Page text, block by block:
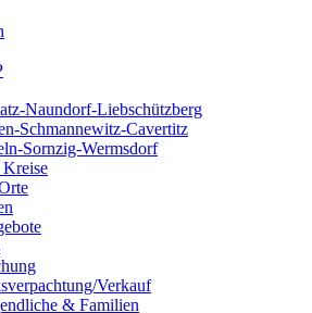
Naundorf-Liebschützberg
Schmannewitz-Cavertitz
Sornzig-Wermsdorf
Verkauf
& Familien